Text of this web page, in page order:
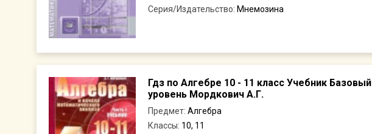
Серия/Издательство: Мнемозина
Гдз по Алгебре 10 - 11 класс Учебник Базовый
уровень Мордкович А.Г.
Предмет: Алгебра
Классы: 10, 11